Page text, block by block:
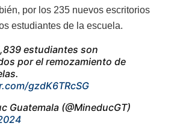
por los 235 nuevos escritorios
estudiantes de la escuela.
estudiantes son
por el remozamiento de
gzdK6TRcSG
Guatemala (@MineducGT)